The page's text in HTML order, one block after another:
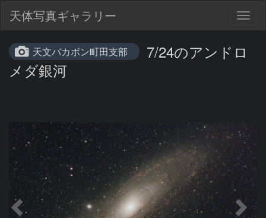
天体写真ギャラリー
天文バカボン町田支部
7/24のアンドロ
メダ銀河